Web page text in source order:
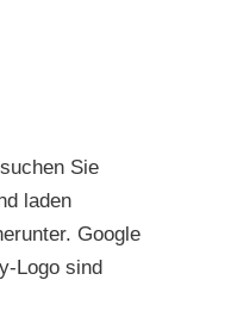
Sie
laden
Google
Logo sind